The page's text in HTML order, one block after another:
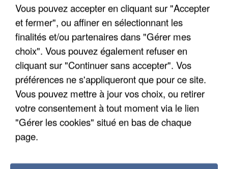
Vous pouvez accepter en cliquant sur "Accepter
et fermer", ou affiner en sélectionnant les
finalités et/ou partenaires dans "Gérer mes
choix". Vous pouvez également refuser en
cliquant sur "Continuer sans accepter". Vos
préférences ne s'appliqueront que pour ce site.
Vous pouvez mettre à jour vos choix, ou retirer
votre consentement à tout moment via le lien
"Gérer les cookies" situé en bas de chaque
page.